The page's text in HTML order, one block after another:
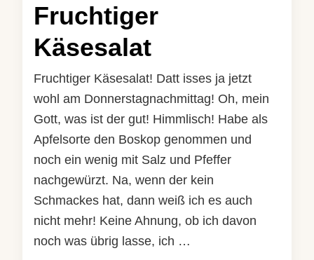
Fruchtiger
Käsesalat
Fruchtiger Käsesalat! Datt isses ja jetzt
wohl am Donnerstagnachmittag! Oh, mein
Gott, was ist der gut! Himmlisch! Habe als
Apfelsorte den Boskop genommen und
noch ein wenig mit Salz und Pfeffer
nachgewürzt. Na, wenn der kein
Schmackes hat, dann weiß ich es auch
nicht mehr! Keine Ahnung, ob ich davon
noch was übrig lasse, ich …